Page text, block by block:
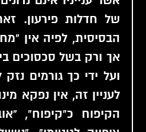
של חדלות פירעון.
הבסיסית, לפיה אין
אך ורק בשל סכסוכים
ועל ידי כך גורמים נזק
לעניין זה, אין נפקא
הקיפוח כ"קיפוח",